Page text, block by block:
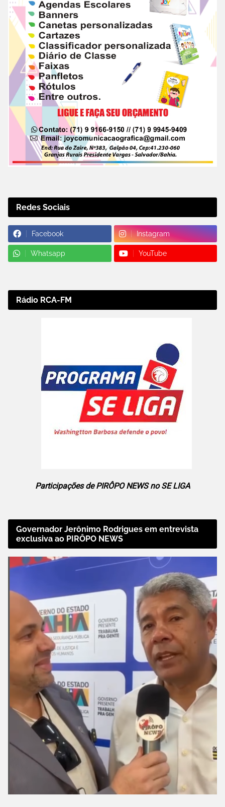
Redes Sociais
Facebook Instagram
Whatsapp YouTube
Rádio RCA-FM
Participações de PIRÔPO NEWS no SE LIGA
Governador Jerônimo Rodrigues em entrevista
exclusiva ao PIRÔPO NEWS